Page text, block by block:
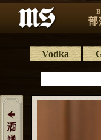
部
Vodka